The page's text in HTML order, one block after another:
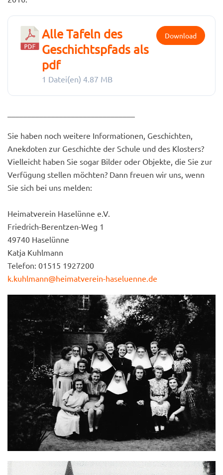
Alle Tafeln des
Geschichtspfads als
pdf
1 Datei(en) 4.87 MB
Download
Sie haben noch weitere Informationen, Geschichten,
Anekdoten zur Geschichte der Schule und des Klosters?
Vielleicht haben Sie sogar Bilder oder Objekte, die Sie zur
Verfügung stellen möchten? Dann freuen wir uns, wenn
Sie sich bei uns melden:
Heimatverein Haselünne e.V.
Friedrich-Berentzen-Weg 1
49740 Haselünne
Katja Kuhlmann
Telefon: 01515 1927200
k.kuhlmann@heimatverein-haseluenne.de